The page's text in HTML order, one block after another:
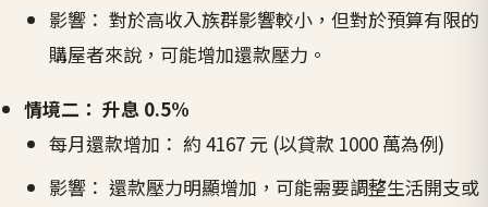
影響： 對於高收入族群影響較小，但對於預算有限的
購屋者來說，可能增加還款壓力。
情境二： 升息 0.5%
每月還款增加： 約 4167 元 (以貸款 1000 萬為例)
影響： 還款壓力明顯增加，可能需要調整生活開支或